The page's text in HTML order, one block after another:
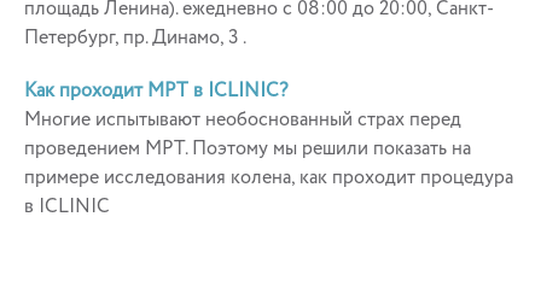
площадь Ленина). ежедневно с 08:00 до 20:00, Санкт-
Петербург, пр. Динамо, 3 .
Как проходит МРТ в ICLINIC?
Многие испытывают необоснованный страх перед
проведением МРТ. Поэтому мы решили показать на
примере исследования колена, как проходит процедура
в ICLINIC